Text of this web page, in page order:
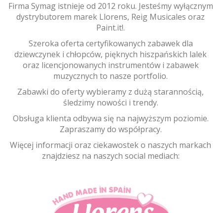
Firma Symag istnieje od 2012 roku. Jesteśmy wyłącznym
dystrybutorem marek Llorens, Reig Musicales oraz
Paint.it!.
Szeroka oferta certyfikowanych zabawek dla
dziewczynek i chłopców, pięknych hiszpańskich lalek
oraz licencjonowanych instrumentów i zabawek
muzycznych to nasze portfolio.
Zabawki do oferty wybieramy z dużą starannością,
śledzimy nowości i trendy.
Obsługa klienta odbywa się na najwyższym poziomie.
Zapraszamy do współpracy.
Więcej informacji oraz ciekawostek o naszych markach
znajdziesz na naszych social mediach: